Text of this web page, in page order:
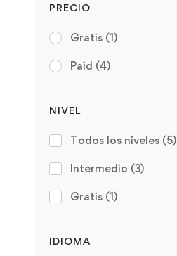
PRECIO
Gratis (1)
Paid (4)
NIVEL
Todos los niveles (5)
Intermedio (3)
Gratis (1)
IDIOMA